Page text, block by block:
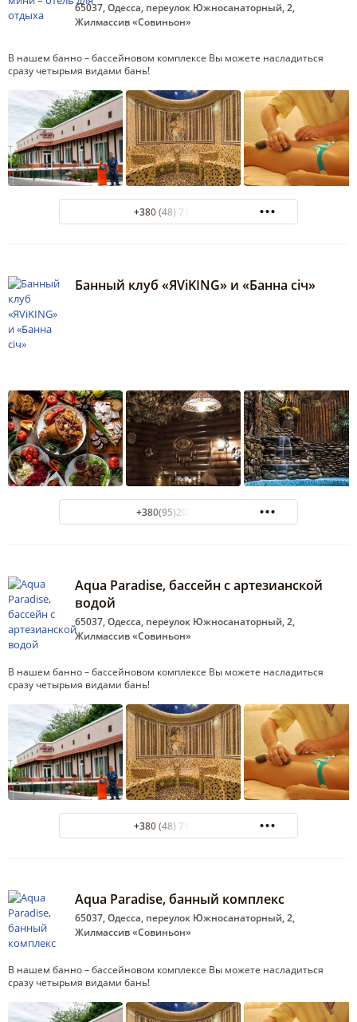
65037, Одесса, переулок Южносанаторный, 2,
Жилмассив «Совиньон»
В нашем банно – бассейновом комплексе Вы можете насладиться
сразу четырьмя видами бань!
+380 (48) 718-85-54
Банный клуб «ЯViKING» и «Банна сiч»
+380(95)203-01-76
Aqua Paradise, бассейн с артезианской
водой
65037, Одесса, переулок Южносанаторный, 2,
Жилмассив «Совиньон»
В нашем банно – бассейновом комплексе Вы можете насладиться
сразу четырьмя видами бань!
+380 (48) 718-85-54
Aqua Paradise, банный комплекс
65037, Одесса, переулок Южносанаторный, 2,
Жилмассив «Совиньон»
В нашем банно – бассейновом комплексе Вы можете насладиться
сразу четырьмя видами бань!